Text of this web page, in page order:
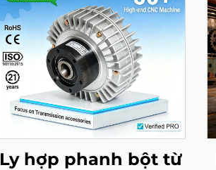
Ly hợp phanh bột từ